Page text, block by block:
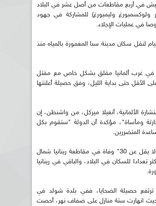
في أربع مقاطعات من أصل عشر في البلاد
ولوكسمبورغ وليمبورغ) للمشاركة في جهود
في عمليات الإجلاء.
لنقل سكان مدينة سبا المغمورة بالمياه منذ
في غرب ألمانيا مقلق بشكل خاص مع مقتل
الأقل حتى بداية الليل، وفق حصيلة أعلنتها
الألمانية، أنغيلا ميركل، من واشنطن، إن
ومأساة"، مؤكدة أن الدولة "ستقوم بكل
المتضررين.
وسجل "ما لا يقل عن 30" وفاة في مقاطعة رينانيا شمال
تعدادا للسكان في البلاد، والباقي في رينانيا
حصيلة الضحايا، ففي بلدة شولد في
انهارت ستة منازل على ضفاف نهر، أحصت